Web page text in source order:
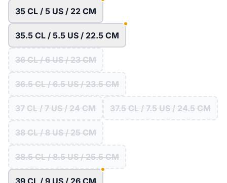
35 CL / 5 US / 22 CM
35.5 CL / 5.5 US / 22.5 CM
36 CL / 6 US / 23 CM
36.5 CL / 6.5 US / 23.5 CM
37 CL / 7 US / 24 CM 37.5 CL / 7.5 US / 24.5 CM
38 CL / 8 US / 25 CM
38.5 CL / 8.5 US / 25.5 CM
39 CL / 9 US / 26 CM